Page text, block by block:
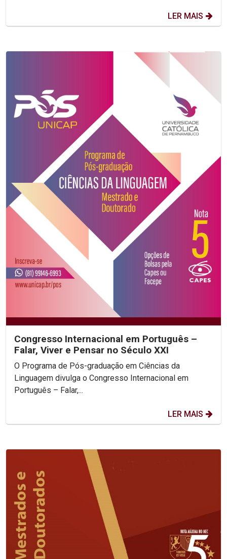
LER MAIS
Congresso Internacional em Português –
Falar, Viver e Pensar no Século XXI
O Programa de Pós-graduação em Ciências da
Linguagem divulga o Congresso Internacional em
Português – Falar,...
LER MAIS